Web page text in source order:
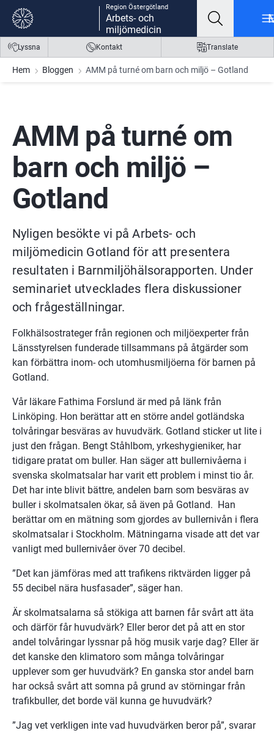
Gå till innehåll
Gå till meny
Gå till sidfot
Region Östergötland
Arbets- och
miljömedicin
Lyssna Kontakt Translate
Hem Bloggen AMM på turné om barn och miljö – Gotland
AMM på turné om
barn och miljö –
Gotland
Nyligen besökte vi på Arbets- och
miljömedicin Gotland för att presentera
resultaten i Barnmiljöhälsorapporten. Under
seminariet utvecklades flera diskussioner
och frågeställningar.
Folkhälsostrateger från regionen och miljöexperter från
Länsstyrelsen funderade tillsammans på åtgärder som
kan förbättra inom- och utomhusmiljöerna för barnen på
Gotland.
Vår läkare Fathima Forslund är med på länk från
Linköping. Hon berättar att en större andel gotländska
tolvåringar besväras av huvudvärk. Gotland sticker ut lite i
just den frågan. Bengt Ståhlbom, yrkeshygieniker, har
tidigare pratat om buller. Han säger att bullernivåerna i
svenska skolmatsalar har varit ett problem i minst tio år.
Det har inte blivit bättre, andelen barn som besväras av
buller i skolmatsalen ökar, så även på Gotland.  Han
berättar om en mätning som gjordes av bullernivån i flera
skolmatsalar i Stockholm. Mätningarna visade att det var
vanligt med bullernivåer över 70 decibel.
”Det kan jämföras med att trafikens riktvärden ligger på
55 decibel nära husfasader”, säger han.
Är skolmatsalarna så stökiga att barnen får svårt att äta
och därför får huvudvärk? Eller beror det på att en stor
andel tolvåringar lyssnar på hög musik varje dag? Eller är
det kanske den klimatoro som många tolvåringar
upplever som ger huvudvärk? En ganska stor andel barn
har också svårt att somna på grund av störningar från
trafikbuller, det borde väl kunna ge huvudvärk?
”Jag vet verkligen inte vad huvudvärken beror på”, svarar